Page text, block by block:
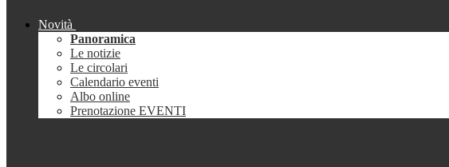
Novità
Panoramica
Le notizie
Le circolari
Calendario eventi
Albo online
Prenotazione EVENTI